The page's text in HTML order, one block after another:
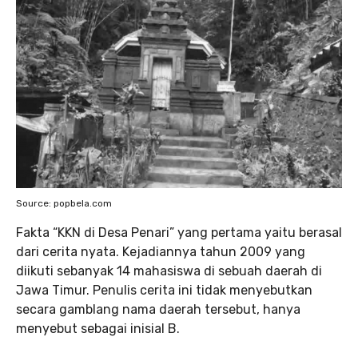
Source: popbela.com
Fakta “KKN di Desa Penari” yang pertama yaitu berasal
dari cerita nyata. Kejadiannya tahun 2009 yang
diikuti sebanyak 14 mahasiswa di sebuah daerah di
Jawa Timur. Penulis cerita ini tidak menyebutkan
secara gamblang nama daerah tersebut, hanya
menyebut sebagai inisial B.